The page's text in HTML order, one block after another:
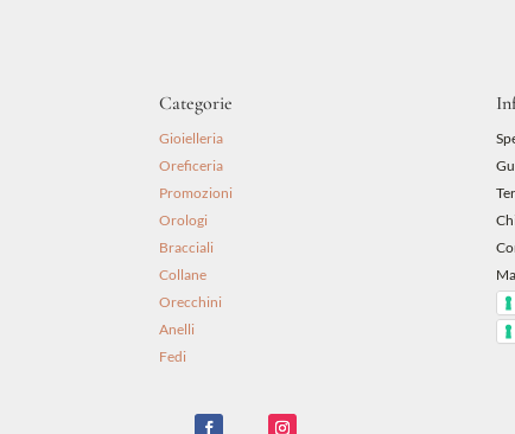
Categorie
Gioielleria
Oreficeria
Promozioni
Orologi
Bracciali
Collane
Orecchini
Anelli
Fedi